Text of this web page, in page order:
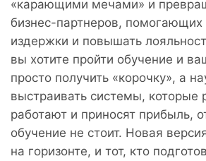
«карающими мечами» и
бизнес-партнеров, помогающих
издержки и повышать
вы хотите пройти обучение и
просто получить «корочку», а
выстраивать системы, которые
работают и приносят прибыль,
обучение не стоит. Новая
на горизонте, и тот, кто